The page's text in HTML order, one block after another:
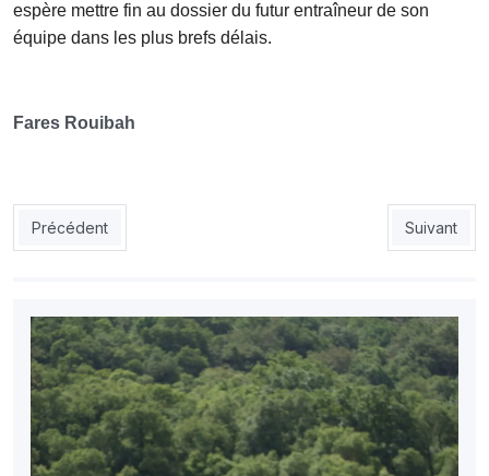
espère mettre fin au dossier du futur entraîneur de son
équipe dans les plus brefs délais.
Fares Rouibah
Article précédent : USMA : Moulay contacté
Précédent Article
Suivant